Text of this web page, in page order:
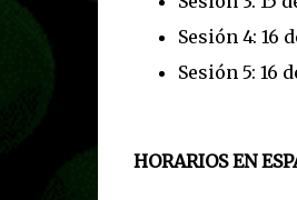
Sesión 4: 16
Sesión 5: 16
HORARIOS EN